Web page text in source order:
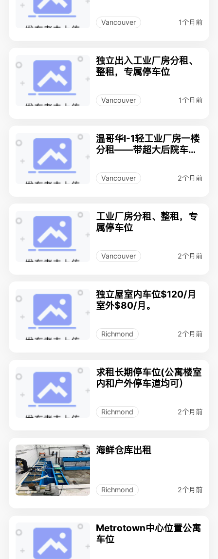
Vancouver 1个月前
独立出入工业厂房分租、
整租，专属停车位
Vancouver 1个月前
温哥华I-1轻工业厂房一楼
分租——带超大后院车
Vancouver 2个月前
工业厂房分租、整租，专
属停车位
Vancouver 2个月前
独立屋室内车位$120/月
室外$80/月。
Richmond 2个月前
求租长期停车位(公寓楼室
内和户外停车道均可）
Richmond 2个月前
海鲜仓库出租
Richmond 2个月前
Metrotown中心位置公寓
车位